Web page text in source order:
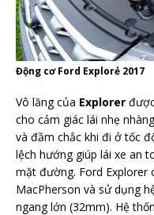
Động cơ Ford Explorẻ 2017
Vô lăng của Explorer
cho cảm giác lái nhẹ
và đầm chắc khi đi ở tốc
lệch hướng giúp lái xe an
mặt đường. Ford Explorer
MacPherson và sử dụng
ngang lớn (32mm). Hệ